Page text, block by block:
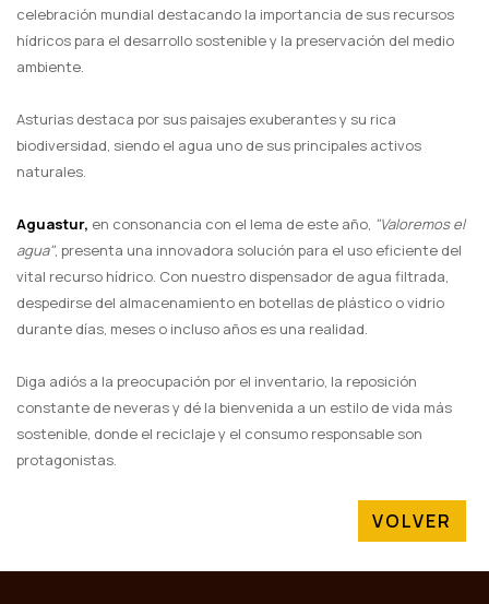
celebración mundial destacando la importancia de sus recursos
hídricos para el desarrollo sostenible y la preservación del medio
ambiente.
Asturias destaca por sus paisajes exuberantes y su rica
biodiversidad, siendo el agua uno de sus principales activos
naturales.
Aguastur, en consonancia con el lema de este año, "Valoremos el
agua", presenta una innovadora solución para el uso eficiente del
vital recurso hídrico. Con nuestro dispensador de agua filtrada,
despedirse del almacenamiento en botellas de plástico o vidrio
durante días, meses o incluso años es una realidad.
Diga adiós a la preocupación por el inventario, la reposición
constante de neveras y dé la bienvenida a un estilo de vida más
sostenible, donde el reciclaje y el consumo responsable son
protagonistas.
VOLVER